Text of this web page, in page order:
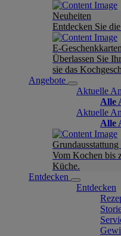
Neuheiten
Entdecken Sie
E-Geschenkkarten
Überlassen Sie
sie das
Angebote
Aktuelle
Alle
Aktuelle
Alle
Vom Kochen bis
Küche.
Entdecken
Entdecken